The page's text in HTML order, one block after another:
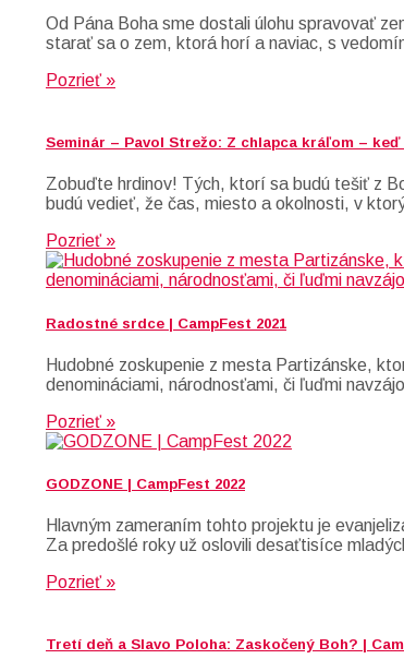
Od Pána Boha sme dostali úlohu spravovať
starať sa o zem, ktorá horí a naviac, s
Pozrieť »
Seminár – Pavol Strežo: Z chlapca kráľom – keď
Zobuďte hrdinov! Tých, ktorí sa budú tešiť z
budú vedieť, že čas, miesto a okolnosti, v
Pozrieť »
Radostné srdce | CampFest 2021
Hudobné zoskupenie z mesta Partizánske,
denomináciami, národnosťami, či ľuďmi
Pozrieť »
GODZONE | CampFest 2022
Hlavným zameraním tohto projektu je
Za predošlé roky už oslovili desaťtisíce
Pozrieť »
Tretí deň a Slavo Poloha: Zaskočený Boh? |